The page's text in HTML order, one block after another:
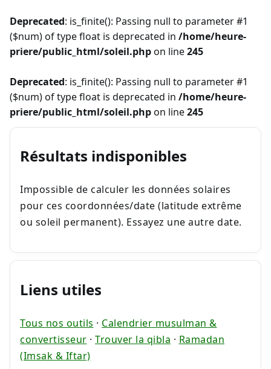
Deprecated: is_finite(): Passing null to parameter #1
($num) of type float is deprecated in /home/heure-
priere/public_html/soleil.phpon line245
Deprecated: is_finite(): Passing null to parameter #1
($num) of type float is deprecated in /home/heure-
priere/public_html/soleil.phpon line245
Résultats indisponibles
Impossible de calculer les données solaires
pour ces coordonnées/date (latitude extrême
ou soleil permanent). Essayez une autre date.
Liens utiles
Tous nos outils · Calendrier musulman &
convertisseur · Trouver la qibla · Ramadan
(Imsak & Iftar)